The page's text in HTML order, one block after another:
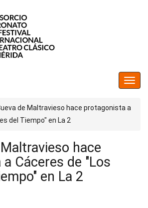
de Maltravieso hace protagonista a
del Tiempo" en La 2
hace
Cáceres de "Los
en La 2